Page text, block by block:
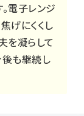
電子レンジ
げにくくし
を凝らして
後も継続し